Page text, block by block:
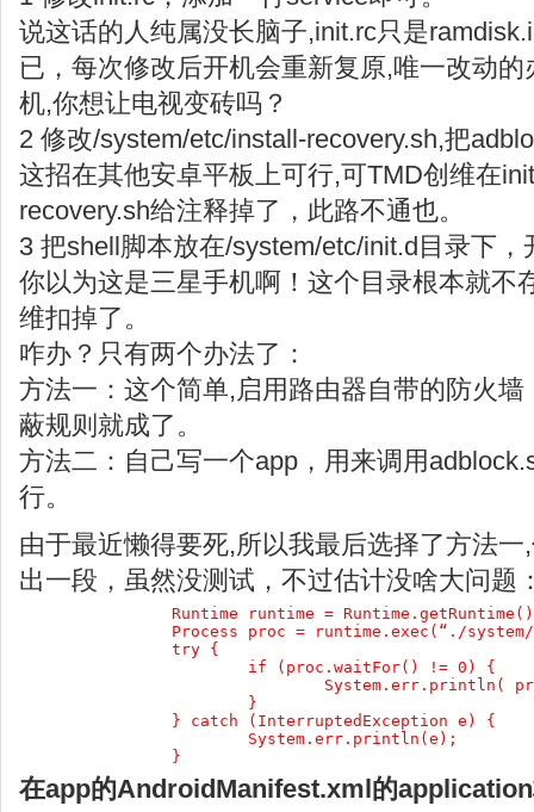
说这话的人纯属没长脑子,init.rc只是
已，每次修改后开机会重新复原,唯一改动
机,你想让电视变砖吗？
2 修改/system/etc/install-recovery.sh,把
这招在其他安卓平板上可行,可TMD创维在
recovery.sh给注释掉了，此路不通也。
3 把shell脚本放在/system/etc/init.d目录下
你以为这是三星手机啊！这个目录根本就不
维扣掉了。
咋办？只有两个办法了：
方法一：这个简单,启用路由器自带的防火
蔽规则就成了。
方法二：自己写一个app，用来调用
行。
由于最近懒得要死,所以我最后选择了方法
出一段，虽然没测试，不过估计没啥大问题
Runtime runtime =
Process proc = runtime.exec(“./system/
try {
if (proc.waitFor() != 0) {
System.err.println(
}
} catch (InterruptedException e) {
System.err.println(e);
}
在app的AndroidManifest.xml的